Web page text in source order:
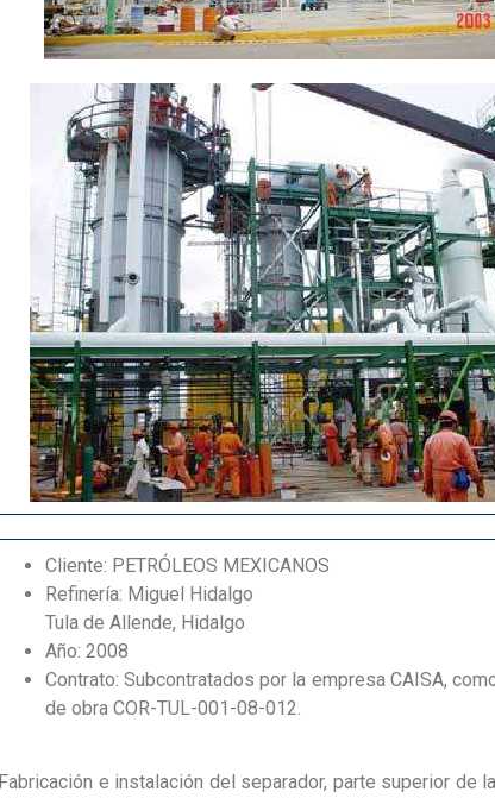
Cliente: PETRÓLEOS MEXICANOS
Refinería: Miguel Hidalgo
Tula de Allende, Hidalgo
Año: 2008
Contrato: Subcontratados por la empresa CAISA,
de obra COR-TUL-001-08-012.
Fabricación e instalación del separador, parte superior de